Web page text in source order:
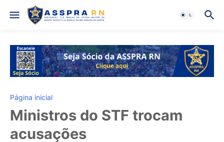
Página inicial
Ministros do STF trocam
acusações